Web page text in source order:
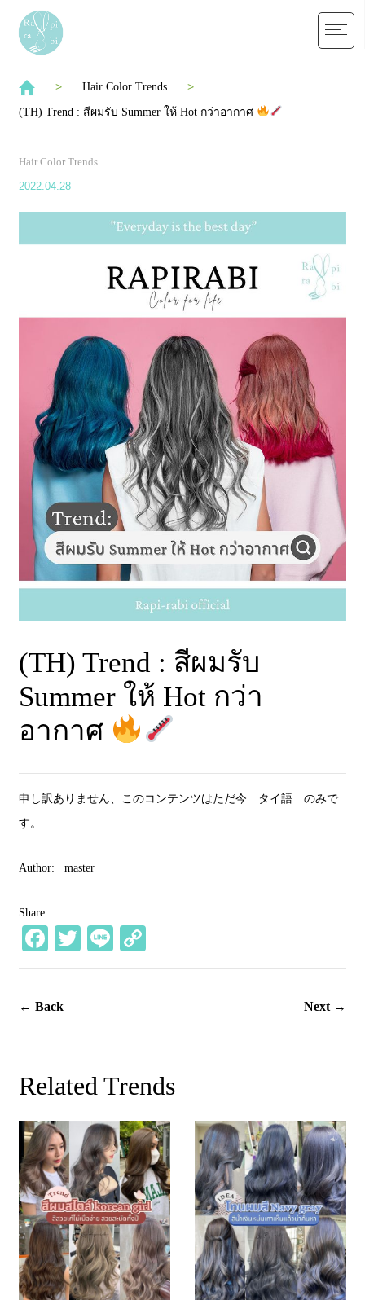
Hair Color Trends
(TH) Trend : สีผมรับ Summer ให้ Hot กว่าอากาศ
Hair Color Trends
2022.04.28
(TH) Trend : สีผมรับ
Summer ให้ Hot กว่า
อากาศ
申し訳ありません、このコンテンツはただ今 タイ語 のみで
す。
Author: master
Share:
Fa
ce
ok
T
wi
Li
ne op
← Back Next →
Related Trends